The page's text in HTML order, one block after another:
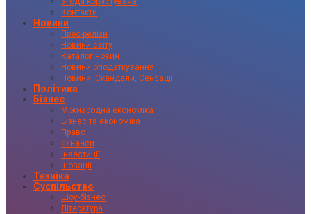
Контакти
Новини
Прес-релізи
Новини світу
Каталог новин
Новини оподаткування
Новини, Скандали, Сенсації
Політика
Бізнес
Міжнародна економіка
Бізнес та економіка
Право
Фінанси
Інвестиції
Іновації
Техніка
Суспільство
Шоу-бізнес
Література